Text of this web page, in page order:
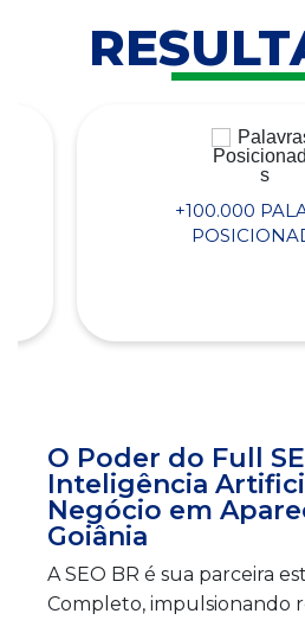
+100.000
O Poder do Full
Inteligência
Negócio em
Goiânia
A SEO BR é sua parceira
Completo, impulsionando